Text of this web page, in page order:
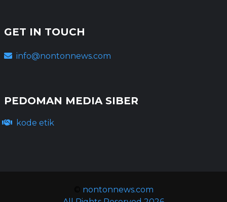
GET IN TOUCH
info@nontonnews.com
PEDOMAN MEDIA SIBER
kode etik
nontonnews.com